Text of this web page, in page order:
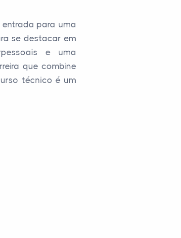
para uma
se destacar em
e uma
que combine
técnico é um